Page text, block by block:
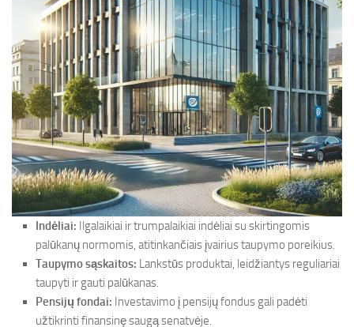
Indėliai: Ilgalaikiai ir trumpalaikiai indėliai su skirtingomis
palūkanų normomis, atitinkančiais įvairius taupymo poreikius.
Taupymo sąskaitos: Lankstūs produktai, leidžiantys reguliariai
taupyti ir gauti palūkanas.
Pensijų fondai: Investavimo į pensijų fondus gali padėti
užtikrinti finansinę saugą senatvėje.